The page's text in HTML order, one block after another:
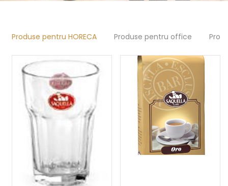
Produse pentru HORECA Produse pentru office